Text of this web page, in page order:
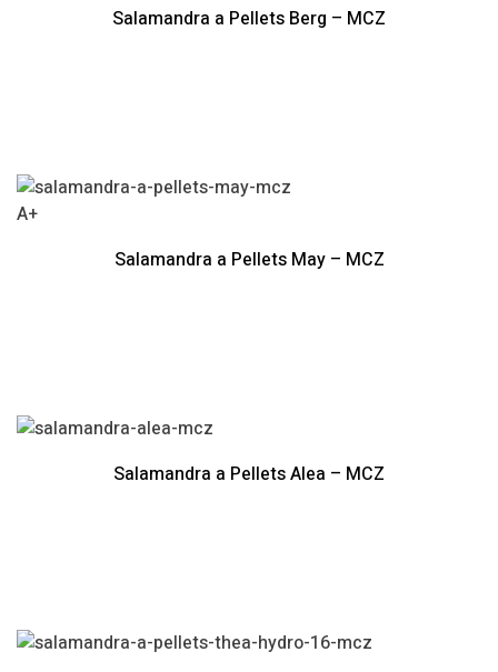
Salamandra a Pellets Berg – MCZ
A+
Salamandra a Pellets May – MCZ
Salamandra a Pellets Alea – MCZ